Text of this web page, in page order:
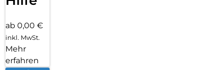
ab 0,00 €
inkl. MwSt.
Mehr
erfahren